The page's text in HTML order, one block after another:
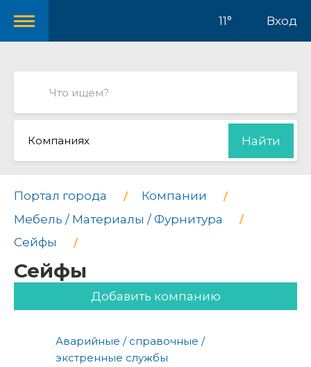
11° Вход
Компаниях Найти
Портал города
Компании
Мебель / Материалы / Фурнитура
Сейфы
Сейфы
Добавить компанию
Аварийные / справочные /
экстренные службы